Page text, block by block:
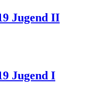
Jugend II
Jugend I